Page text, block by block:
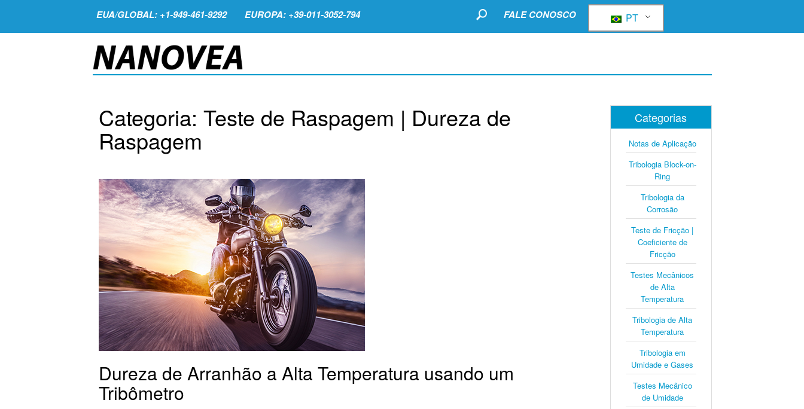
EUA/GLOBAL: +1-949-461-9292 EUROPA: +39-011-3052-794 PT
FALE CONOSCO
Categoria: Teste de Raspagem | Dureza de
Raspagem
Dureza de Arranhão a Alta Temperatura usando um
Tribômetro
Categorias
Notas de Aplicação
Tribologia Block-on-
Ring
Tribologia da
Corrosão
Teste de Fricção |
Coeficiente de
Fricção
Testes Mecânicos
de Alta
Temperatura
Tribologia de Alta
Temperatura
Tribologia em
Umidade e Gases
Testes Mecânico
de Umidade